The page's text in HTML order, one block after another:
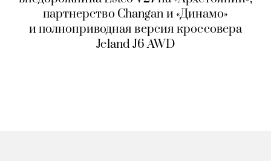
партнерство Changan и «Динамо»
и полноприводная версия кроссовера
Jeland J6 AWD